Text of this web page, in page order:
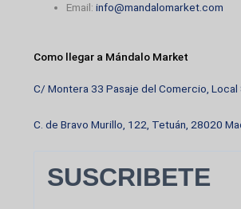
Email:info@mandalomarket.com
Como llegar a Mándalo Market
C/ Montera 33 Pasaje del Comercio, Local
C. de Bravo Murillo, 122, Tetuán, 28020
SUSCRIBETE